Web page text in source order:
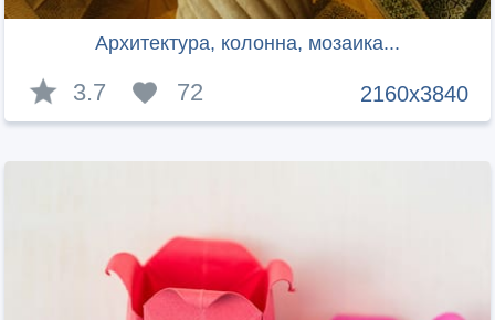
Архитектура, колонна, мозаика...
2160x3840
3.7 72